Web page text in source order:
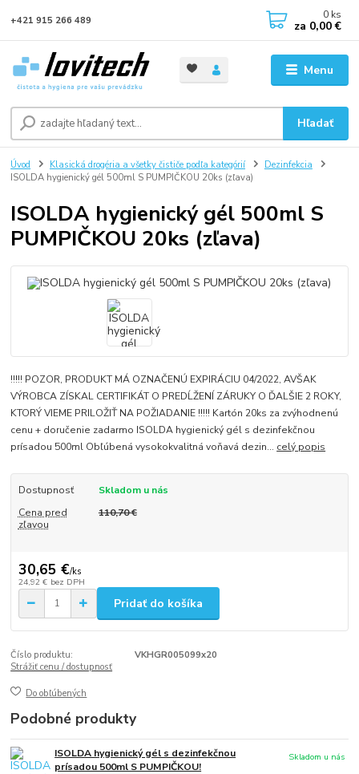
Menu
Hľadať
+421 915 266 489 0 ks
za 0,00 €
Úvod Klasická drogéria a všetky čističe podľa kategórií
Dezinfekcia
ISOLDA hygienický gél 500ml S PUMPIČKOU 20ks (zľava)
ISOLDA hygienický gél 500ml S
PUMPIČKOU 20ks (zľava)
!!!!! POZOR, PRODUKT MÁ OZNAČENÚ EXPIRÁCIU 04/2022, AVŠAK
VÝROBCA ZÍSKAL CERTIFIKÁT O PREDĹŽENÍ ZÁRUKY O ĎALŠIE 2 ROKY,
KTORÝ VIEME PRILOŽIŤ NA POŽIADANIE !!!!! Kartón 20ks za zvýhodnenú
cenu + doručenie zadarmo ISOLDA hygienický gél s dezinfekčnou
prísadou 500ml Obľúbená vysokokvalitná voňavá dezin... celý popis
Dostupnosť
Skladom u nás
Cena pred
zľavou
110,70 €
30,65 €/ks
24,92 € bez DPH
Pridať do košíka
Číslo produktu:
VKHGR005099x20
Strážiť cenu / dostupnosť
Do obľúbených
Podobné produkty
ISOLDA hygienický gél s dezinfekčnou
prísadou 500ml S PUMPIČKOU!
Skladom u nás